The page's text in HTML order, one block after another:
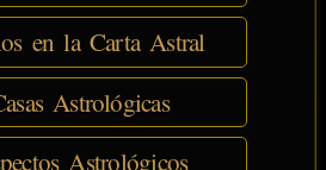
en la Carta Astral
Astrológicas
Astrológicos